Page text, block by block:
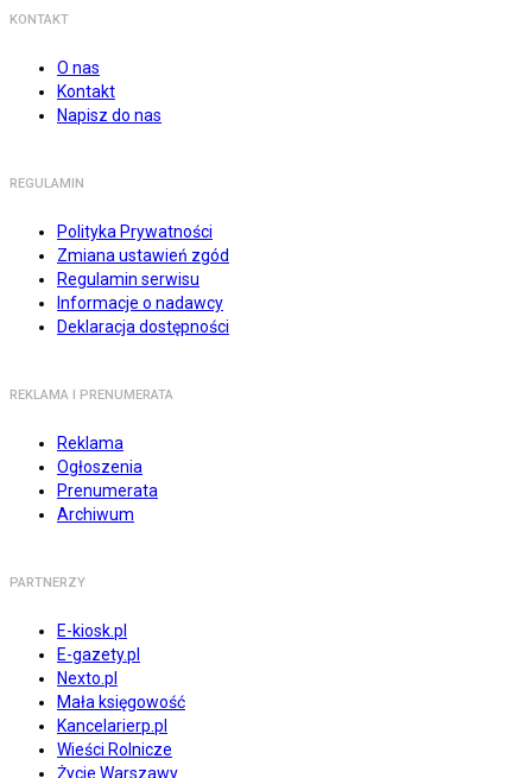
KONTAKT
O nas
Kontakt
Napisz do nas
REGULAMIN
Polityka Prywatności
Zmiana ustawień zgód
Regulamin serwisu
Informacje o nadawcy
Deklaracja dostępności
REKLAMA I PRENUMERATA
Reklama
Ogłoszenia
Prenumerata
Archiwum
PARTNERZY
E-kiosk.pl
E-gazety.pl
Nexto.pl
Mała księgowość
Kancelarierp.pl
Wieści Rolnicze
Życie Warszawy